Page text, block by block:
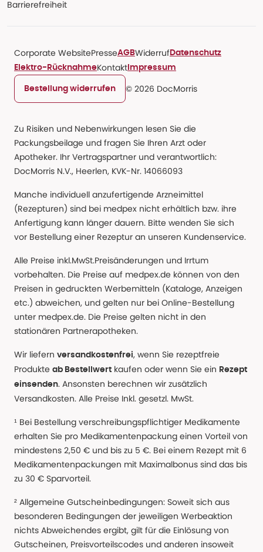
Barrierefreiheit
Corporate WebsitePresseAGBWiderruf Datenschutz
Elektro-RücknahmeKontakt Impressum
Bestellung widerrufen © 2026 DocMorris
Zu Risiken und Nebenwirkungen lesen Sie die
Packungsbeilage und fragen Sie Ihren Arzt oder
Apotheker. Ihr Vertragspartner und verantwortlich:
DocMorris N.V., Heerlen, KVK-Nr. 14066093
Manche individuell anzufertigende Arzneimittel
(Rezepturen) sind bei medpex nicht erhältlich bzw. ihre
Anfertigung kann länger dauern. Bitte wenden Sie sich
vor Bestellung einer Rezeptur an unseren Kundenservice.
Alle Preise inkl.MwSt.Preisänderungen und Irrtum
vorbehalten. Die Preise auf medpex.de können von den
Preisen in gedruckten Werbemitteln (Kataloge, Anzeigen
etc.) abweichen, und gelten nur bei Online-Bestellung
unter medpex.de. Die Preise gelten nicht in den
stationären Partnerapotheken.
Wir liefern versandkostenfrei, wenn Sie rezeptfreie
Produkte ab Bestellwert kaufen oder wenn Sie ein Rezept
einsenden. Ansonsten berechnen wir zusätzlich
Versandkosten. Alle Preise Inkl. gesetzl. MwSt.
¹ Bei Bestellung verschreibungspflichtiger Medikamente
erhalten Sie pro Medikamentenpackung einen Vorteil von
mindestens 2,50 € und bis zu 5 €. Bei einem Rezept mit 6
Medikamentenpackungen mit Maximalbonus sind das bis
zu 30 € Sparvorteil.
² Allgemeine Gutscheinbedingungen: Soweit sich aus
besonderen Bedingungen der jeweiligen Werbeaktion
nichts Abweichendes ergibt, gilt für die Einlösung von
Gutscheinen, Preisvorteilscodes und anderen insoweit